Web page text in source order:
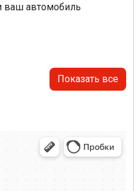
ваш автомобиль
Показать все